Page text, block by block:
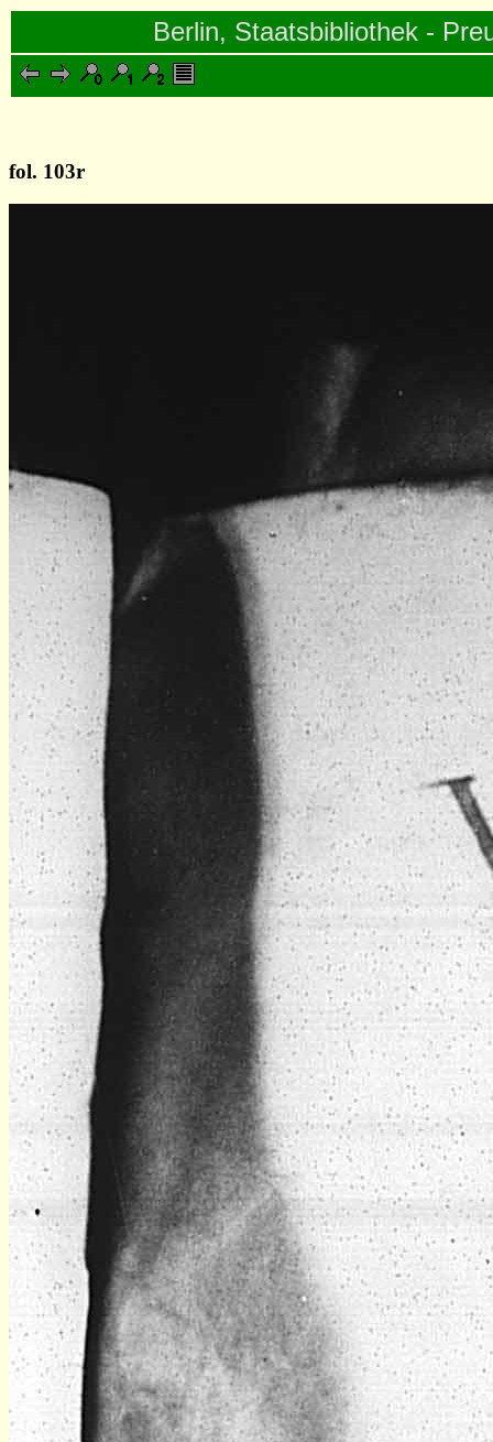
Berlin, Staatsbibliothek -
fol. 103r